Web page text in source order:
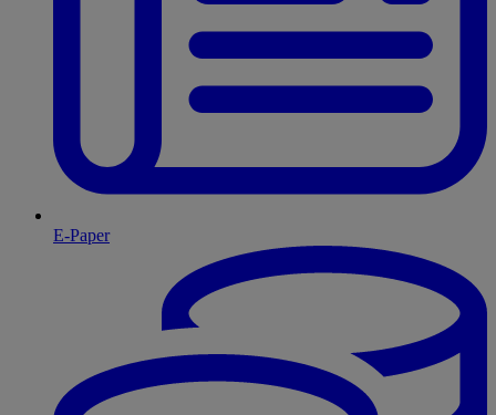
E-Paper